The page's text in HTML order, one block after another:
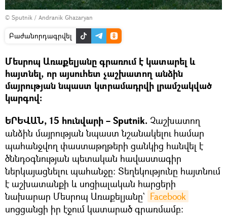
© Sputnik / Andranik Ghazaryan
Բաժանորդագրվել
Մեսրոպ Առաքելյանը գրառում է կատարել և
հայտնել, որ այսուհետ չաշխատող անձին
մայրության նպաստ կտրամադրվի լրամշակված
կարգով։
ԵՐԵՎԱՆ, 15 հունվարի – Sputnik. Չաշխատող
անձին մայրության նպաստ նշանակելու համար
պահանջվող փաստաթղթերի ցանկից հանվել է
ծննդօգնության պետական հավաստագիր
ներկայացնելու պահանջը։ Տեղեկությունը հայտնում
է աշխատանքի և սոցիալական հարցերի
նախարար Մեսրոպ Առաքելյանը` Facebook
սոցցանցի իր էջում կատարած գրառմամբ։